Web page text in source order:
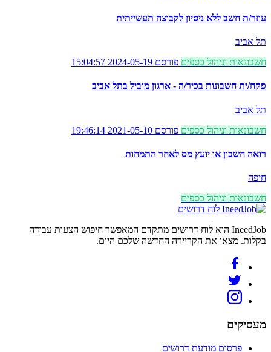
עוזר/ת חשב ללא ניסיון לקבוצה תעשייתית
תל אביב
חשבונאות וניהול כספים פורסם 2024-05-19 15:04:57
פקח/ית חשבונות בכיר/ה - ארגון מוביל בתל אביב
תל אביב
חשבונאות וניהול כספים פורסם 2021-05-10 19:46:14
רואה חשבון או יועץ מס לאחר התמחות
חיפה
חשבונאות וניהול כספים
לוח דרושים
IneedJob הוא לוח דרושים מתקדם המאפשר חיפוש הצעות עבודה
בקלות. מצאו את הקריירה החדשה שלכם היום.
מעסיקים
פרסום מודעת דרושים